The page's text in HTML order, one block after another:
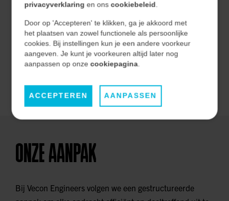
onze oplossingen, maar ook hun relevantie en
effectiviteit op de lange termijn.
ONZE AANPAK
Bij Vecon Engineers volgen we een gestructureerde
privacyverklaring en onscookiebeleid.
Door op 'Accepteren' te klikken, ga je akkoord met
het plaatsen van zowel functionele als persoonlijke
cookies. Bij instellingen kun je een andere voorkeur
aangeven. Je kunt je voorkeuren altijd later nog
aanpassen op onzecookiepagina.
ACCEPTEREN AANPASSEN